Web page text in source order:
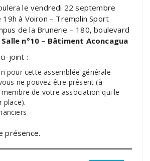
le vendredi 22 septembre
à Voiron – Tremplin Sport
de la Brunerie – 180, boulevard
Salle n°10 – Bâtiment Aconcagua
joint :
pour cette assemblée générale
ne pouvez être présent (à
de votre association qui le
place).
présence.